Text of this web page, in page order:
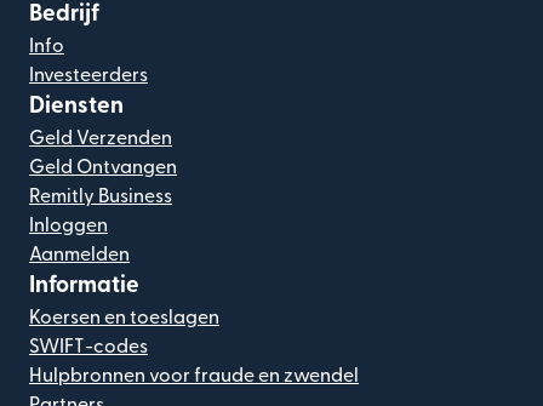
Bedrijf
Info
Investeerders
Diensten
Geld Verzenden
Geld Ontvangen
Remitly Business
Inloggen
Aanmelden
Informatie
Koersen en toeslagen
SWIFT-codes
Hulpbronnen voor fraude en zwendel